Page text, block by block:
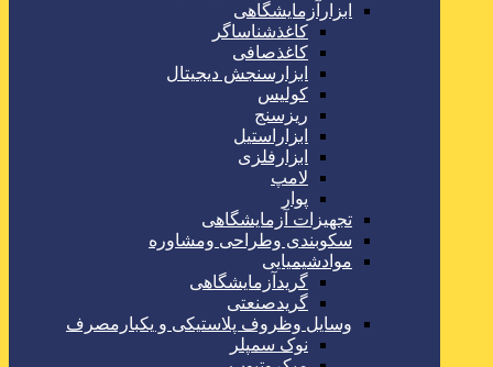
ابزارآزمایشگاهی
کاغذشناساگر
کاغذصافی
ابزارسنجش دیجیتال
کولیس
ریزسنج
ابزاراستیل
ابزارفلزی
لامپ
پوار
تجهیزات آزمایشگاهی
سکوبندی وطراحی ومشاوره
موادشیمیایی
گریدآزمایشگاهی
گریدصنعتی
وسایل وظروف پلاستیکی و یکبارمصرف
نوک سمپلر